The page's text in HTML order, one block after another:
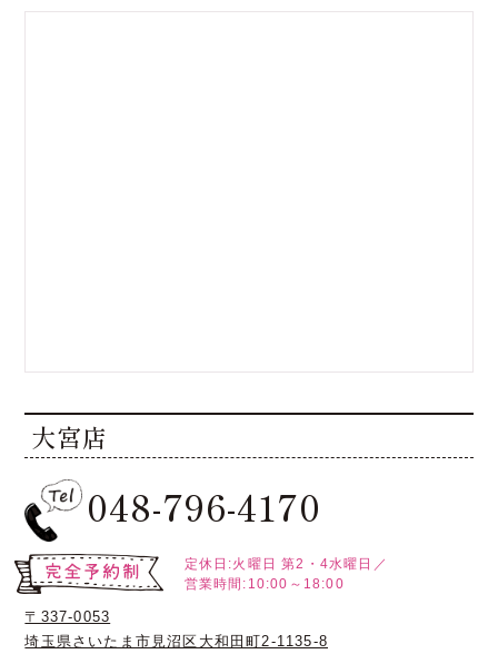
大宮店
048-796-4170
定休日:火曜日 第2・4水曜日／
営業時間:10:00～18:00
〒337-0053
埼玉県さいたま市見沼区大和田町2-1135-8